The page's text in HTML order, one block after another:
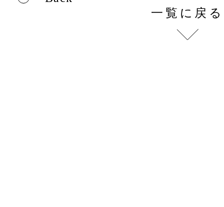
一覧に戻る